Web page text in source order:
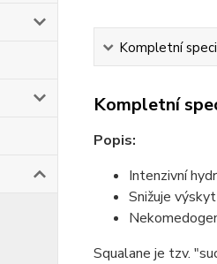
Kompletní
Kompletní
Popis:
Intenzivní
Snižuje
Squalane je tzv.